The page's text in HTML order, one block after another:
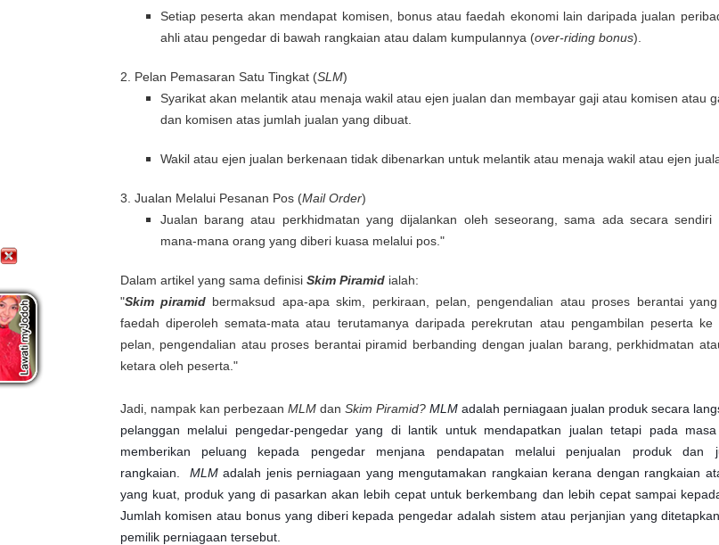
Setiap peserta akan mendapat komisen, bonus atau faedah ekonomi lain daripada jualan
ahli atau pengedar di bawah rangkaian atau dalam kumpulannya (over-riding bonus).
2. Pelan Pemasaran Satu Tingkat (SLM)
Syarikat akan melantik atau menaja wakil atau ejen jualan dan membayar gaji atau komisen atau
dan komisen atas jumlah jualan yang dibuat.
Wakil atau ejen jualan berkenaan tidak dibenarkan untuk melantik atau menaja wakil atau ejen
3. Jualan Melalui Pesanan Pos (Mail Order)
Jualan barang atau perkhidmatan yang dijalankan oleh seseorang, sama ada secara sendiri
mana-mana orang yang diberi kuasa melalui pos."
Dalam artikel yang sama definisi Skim Piramidialah:
"Skim piramid bermaksud apa-apa skim, perkiraan, pelan, pengendalian atau proses berantai
faedah diperoleh semata-mata atau terutamanya daripada perekrutan atau pengambilan peserta ke
pelan, pengendalian atau proses berantai piramid berbanding dengan jualan barang, perkhidmatan
ketara oleh peserta."
Jadi, nampak kan perbezaan MLMdan Skim Piramid? MLMadalah perniagaan jualan produk secara
pelanggan melalui pengedar-pengedar yang di lantik untuk mendapatkan jualan tetapi pada
memberikan peluang kepada pengedar menjana pendapatan melalui penjualan produk dan
rangkaian.
MLMadalah jenis perniagaan yang mengutamakan rangkaian kerana dengan rangkaian
yang kuat, produk yang di pasarkan akan lebih cepat untuk berkembang dan lebih cepat sampai
Jumlah komisen atau bonus yang diberi kepada pengedar adalah sistem atau perjanjian yang
pemilik perniagaan tersebut.